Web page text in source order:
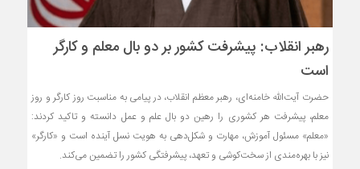
رهبر انقلاب: پیشرفت کشور بر دو بال معلم و کارگر
است
حضرت آیت‌الله خامنه‌ای، رهبر معظم انقلاب، در پیامی به مناسبت روز کارگر و روز
معلم، پیشرفت هر کشوری را رهین دو بال علم و عمل دانسته و تاکید کردند:
«معلم» مسئول آموزش، مهارت و شکل‌دهی به هویت نسل آینده است و «کارگر»
نیز با بهره‌مندی از سخت‌کوشی و تعهد، پیشرفتگی کشور را تضمین می‌کند.